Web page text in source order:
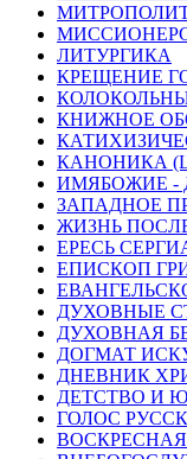
ЛИТУРГИКА
КРЕЩЕНИЕ
КНИЖНОЕ
КАНОНИКА
ИМЯБОЖИЕ -
ЗАПАДНОЕ
ЖИЗНЬ
ЕРЕСЬ
ЕПИСКОП
ДУХОВНЫЕ
ДУХОВНАЯ
ДОГМАТ
ДНЕВНИК
ДЕТСТВО И
ГОЛОС